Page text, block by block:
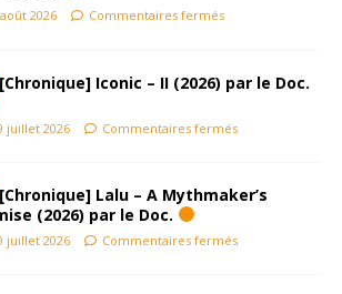
2026 Commentaires fermés
[Chronique] Iconic – II (2026) par le Doc.
juillet 2026 Commentaires fermés
[Chronique] Lalu – A Mythmaker’s
(2026) par le Doc.
juillet 2026 Commentaires fermés